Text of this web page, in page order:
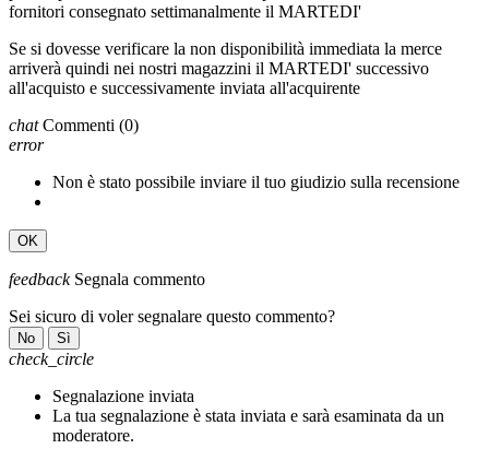
fornitori consegnato settimanalmente il MARTEDI'
Se si dovesse verificare la non disponibilità immediata la merce
arriverà quindi nei nostri magazzini il MARTEDI' successivo
all'acquisto e successivamente inviata all'acquirente
chat Commenti (0)
error
Non è stato possibile inviare il tuo giudizio sulla recensione
OK
feedback Segnala commento
Sei sicuro di voler segnalare questo commento?
No Sì
check_circle
Segnalazione inviata
La tua segnalazione è stata inviata e sarà esaminata da un
moderatore.